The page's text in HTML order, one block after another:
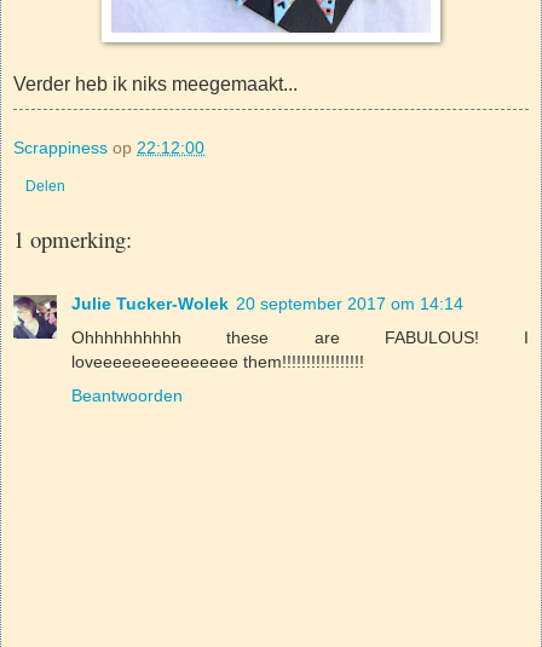
Verder heb ik niks meegemaakt...
Scrappiness op 22:12:00
Delen
1 opmerking:
Julie Tucker-Wolek 20 september 2017 om 14:14
Ohhhhhhhhhh these are FABULOUS! I
loveeeeeeeeeeeeeee them!!!!!!!!!!!!!!!!!
Beantwoorden